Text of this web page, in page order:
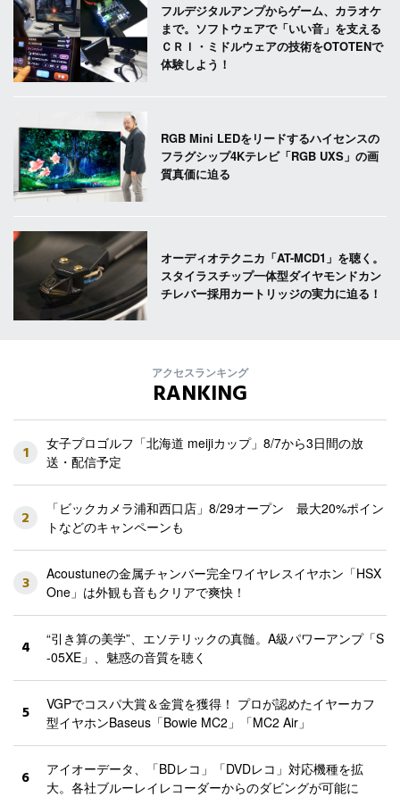
フルデジタルアンプからゲーム、カラオケ
まで。ソフトウェアで「いい音」を支える
ＣＲＩ・ミドルウェアの技術をOTOTENで
体験しよう！
RGB Mini LEDをリードするハイセンスの
フラグシップ4Kテレビ「RGB UXS」の画
質真価に迫る
オーディオテクニカ「AT-MCD1」を聴く。
スタイラスチップ一体型ダイヤモンドカン
チレバー採用カートリッジの実力に迫る！
アクセスランキング
RANKING
1
女子プロゴルフ「北海道 meijiカップ」8/7から3日間の放
送・配信予定
2
「ビックカメラ浦和西口店」8/29オープン 最大20%ポイン
トなどのキャンペーンも
3
Acoustuneの金属チャンバー完全ワイヤレスイヤホン「HSX
One」は外観も音もクリアで爽快！
4
“引き算の美学”、エソテリックの真髄。A級パワーアンプ「S
-05XE」、魅惑の音質を聴く
5
VGPでコスパ大賞＆金賞を獲得！ プロが認めたイヤーカフ
型イヤホンBaseus「Bowie MC2」「MC2 Air」
6
アイオーデータ、「BDレコ」「DVDレコ」対応機種を拡
大。各社ブルーレイレコーダーからのダビングが可能に